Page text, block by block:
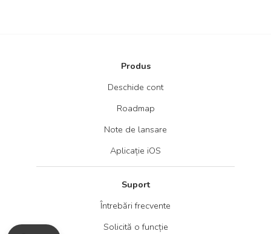
Produs
Deschide cont
Roadmap
Note de lansare
Aplicație iOS
Suport
Întrebări frecvente
Solicită o funcție